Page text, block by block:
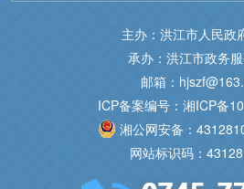
主办：洪江市人民政
承办：洪江市政务
邮箱：
ICP备案编号：湘ICP备
湘公网安备：
网站标识码：